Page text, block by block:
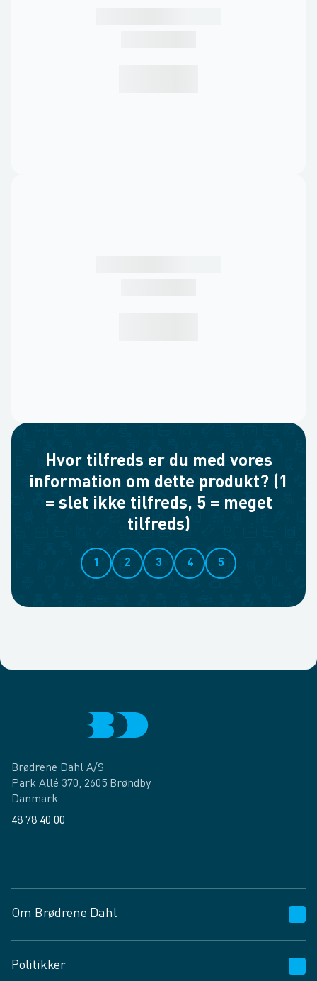
Hvor tilfreds er du med vores
information om dette produkt? (1
= slet ikke tilfreds, 5 = meget
tilfreds)
1 2 3 4 5
Brødrene Dahl A/S
Park Allé 370, 2605 Brøndby
Danmark
48 78 40 00
Om Brødrene Dahl
Vagttelefon 30 10 89 89
Politikker